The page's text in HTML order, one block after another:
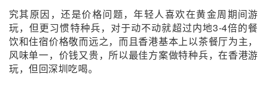
究其原因，还是价格问题，年轻人喜欢在黄金周期间游
玩，但更习惯特种兵，对于动不动就超过内地3-4倍的餐
饮和住宿价格敬而远之，而且香港基本上以茶餐厅为主，
风味单一，价钱又贵，所以最佳方案做特种兵，在香港游
玩，但回深圳吃喝。